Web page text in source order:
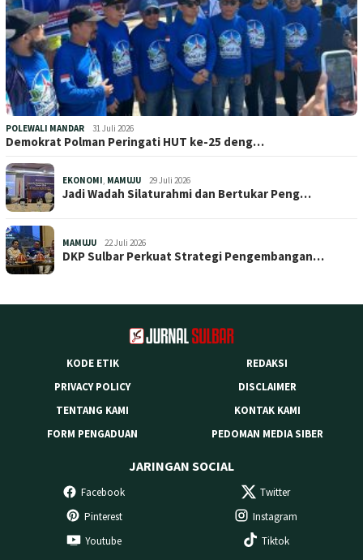
POLEWALI MANDAR 31 Juli 2026
Demokrat Polman Peringati HUT ke-25 deng…
EKONOMI, MAMUJU 29 Juli 2026
Jadi Wadah Silaturahmi dan Bertukar Peng…
MAMUJU 22 Juli 2026
DKP Sulbar Perkuat Strategi Pengembangan…
KODE ETIK
REDAKSI
PRIVACY POLICY
DISCLAIMER
TENTANG KAMI
KONTAK KAMI
FORM PENGADUAN
PEDOMAN MEDIA SIBER
JARINGAN SOCIAL
Facebook
Twitter
Pinterest
Instagram
Youtube
Tiktok